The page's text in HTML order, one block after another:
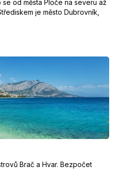
od města Ploče na severu až
je město Dubrovník,
Brač a Hvar. Bezpočet